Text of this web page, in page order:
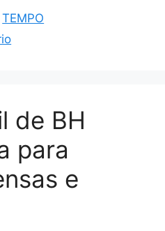
TEMPO
de BH
para
e